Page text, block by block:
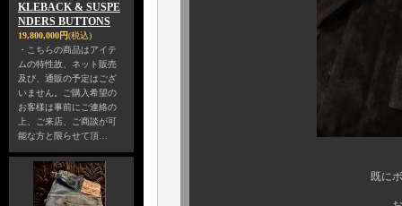
KLEBACK & SUSPE
NDERS BUTTONS
19,800,000円(税込)
・こちらの商品はアイテ
ムの特性故、ネット販売
及び、通販の予定はござ
いません。ご購入希望の
お客様は事前にご連絡の
上、ご来店、ご商談が可
能な方と限らせて頂…
既にボクのfacebookペ